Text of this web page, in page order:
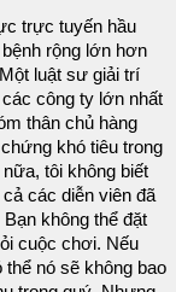
trực tuyến hầu
rộng lớn hơn
luật sư giải trí
công ty lớn nhất
thân chủ hàng
khó tiêu trong
tôi không biết
các diễn viên đã
không thể đặt
cuộc chơi. Nếu
nó sẽ không bao